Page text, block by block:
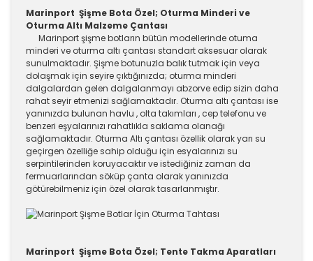
Marinport Şişme Bota Özel; Oturma Minderi ve
Oturma Altı Malzeme Çantası
Marinport şişme botların bütün modellerinde otuma
minderi ve oturma altı çantası standart aksesuar olarak
sunulmaktadır. Şişme botunuzla balık tutmak için veya
dolaşmak için seyire çıktığınızda; oturma minderi
dalgalardan gelen dalgalanmayı abzorve edip sizin daha
rahat seyir etmenizi sağlamaktadır. Oturma altı çantası ise
yanınızda bulunan havlu , olta takımları , cep telefonu ve
benzeri eşyalarınızı rahatlıkla saklama olanağı
sağlamaktadır. Oturma Altı çantası özellik olarak yarı su
geçirgen özelliğe sahip olduğu için esyalarınızı su
serpintilerinden koruyacaktır ve istediğiniz zaman da
fermuarlarından söküp çanta olarak yanınızda
götürebilmeniz için özel olarak tasarlanmıştır.
Marinport Şişme Bota Özel; Tente Takma Aparatları